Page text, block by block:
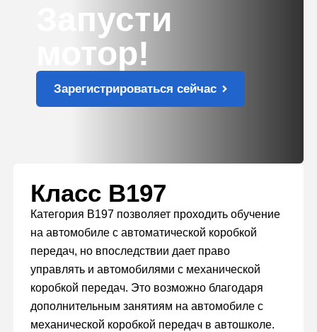
Запусти
мотор!
Зарегистрироваться сейчас
Класс B197
Категория B197 позволяет проходить обучение
на автомобиле с автоматической коробкой
передач, но впоследствии дает право
управлять и автомобилями с механической
коробкой передач. Это возможно благодаря
дополнительным занятиям на автомобиле с
механической коробкой передач в автошколе.